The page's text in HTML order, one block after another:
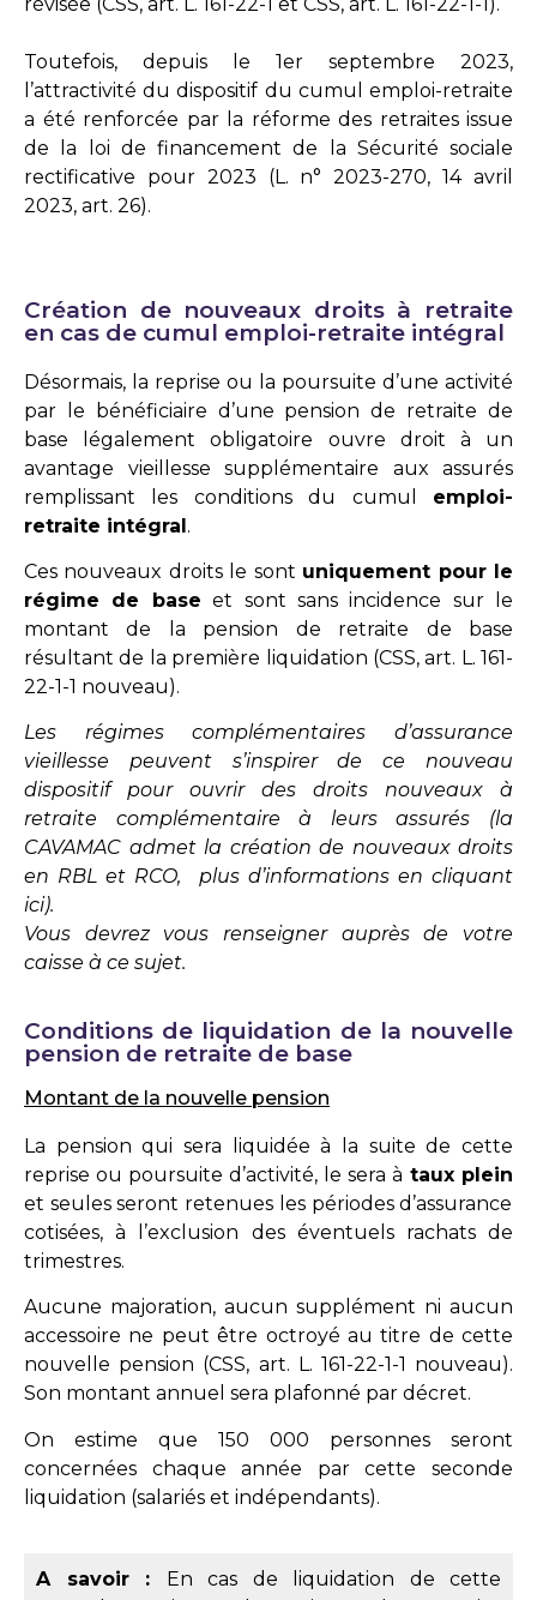
Toutefois, depuis le 1er septembre 2023,
l’attractivité du dispositif du cumul emploi-retraite
a été renforcée par la réforme des retraites issue
de la loi de financement de la Sécurité sociale
rectificative pour 2023 (L. n° 2023-270, 14 avril
2023, art. 26).
Création de nouveaux droits à retraite
en cas de cumul emploi-retraite intégral
Désormais, la reprise ou la poursuite d’une activité
par le bénéficiaire d’une pension de retraite de
base légalement obligatoire ouvre droit à un
avantage vieillesse supplémentaire aux assurés
remplissant les conditions du cumul emploi-
retraite intégral.
Ces nouveaux droits le sont uniquement pour le
régime de base et sont sans incidence sur le
montant de la pension de retraite de base
résultant de la première liquidation (CSS, art. L. 161-
22-1-1 nouveau).
Les régimes complémentaires d’assurance
vieillesse peuvent s’inspirer de ce nouveau
dispositif pour ouvrir des droits nouveaux à
retraite complémentaire à leurs assurés (la
CAVAMAC admet la création de nouveaux droits
en RBLet RCO, plus d’informations en cliquant
ici).
Vous devrez vous renseigner auprès de votre
caisse à ce sujet.
Conditions de liquidation de la nouvelle
pension de retraite de base
Montant de la nouvelle pension
La pension qui sera liquidée à la suite de cette
reprise ou poursuite d’activité, le sera à taux plein
et seules seront retenues les périodes d’assurance
cotisées, à l’exclusion des éventuels rachats de
trimestres.
Aucune majoration, aucun supplément ni aucun
accessoire ne peut être octroyé au titre de cette
nouvelle pension (CSS, art. L. 161-22-1-1 nouveau).
Son montant annuel sera plafonné par décret.
On estime que 150 000 personnes seront
concernées chaque année par cette seconde
liquidation (salariés et indépendants).
A savoir : En cas de liquidation de cette